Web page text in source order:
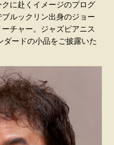
に赴くイメージのプログ
ルックリン出身のジョー
チャー。ジャズピアニス
ダードの小品をご披露いた